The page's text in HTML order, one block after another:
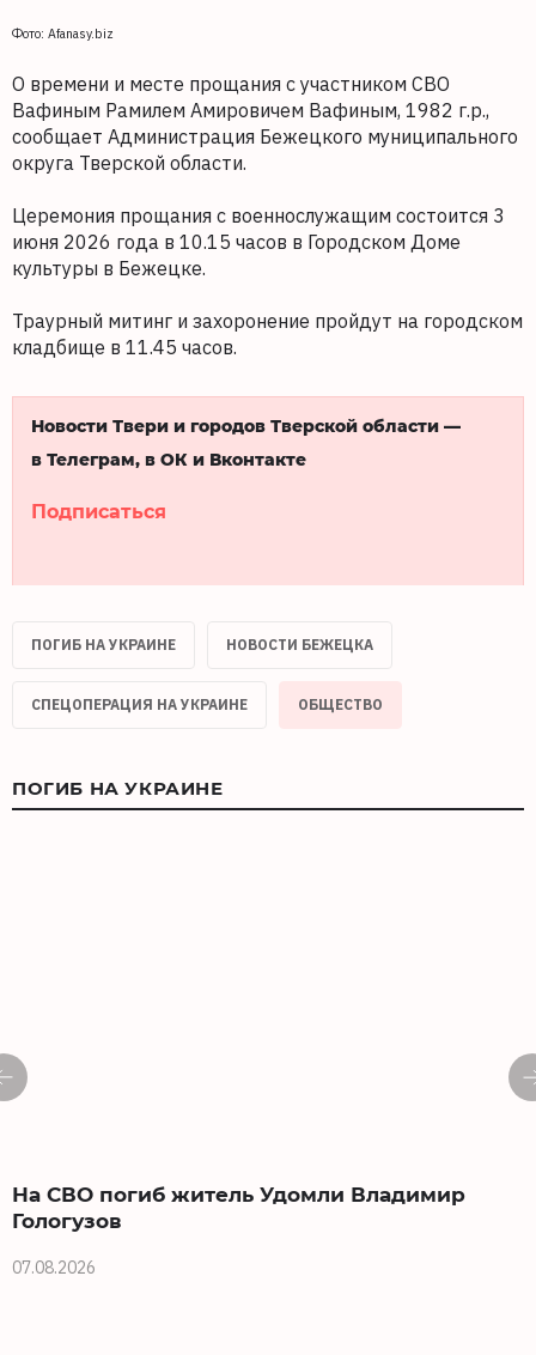
Фото: Afanasy.biz
О времени и месте прощания с участником СВО
Вафиным Рамилем Амировичем Вафиным, 1982 г.р.,
сообщает Администрация Бежецкого муниципального
округа Тверской области.
Церемония прощания с военнослужащим состоится 3
июня 2026 года в 10.15 часов в Городском Доме
культуры в Бежецке.
Траурный митинг и захоронение пройдут на городском
кладбище в 11.45 часов.
Новости Твери и городов Тверской области —
в Телеграм, в ОК и Вконтакте
Подписаться
ПОГИБ НА УКРАИНЕ НОВОСТИ БЕЖЕЦКА
СПЕЦОПЕРАЦИЯ НА УКРАИНЕ ОБЩЕСТВО
ПОГИБ НА УКРАИНЕ
На СВО погиб житель Удомли Владимир
Гологузов
07.08.2026